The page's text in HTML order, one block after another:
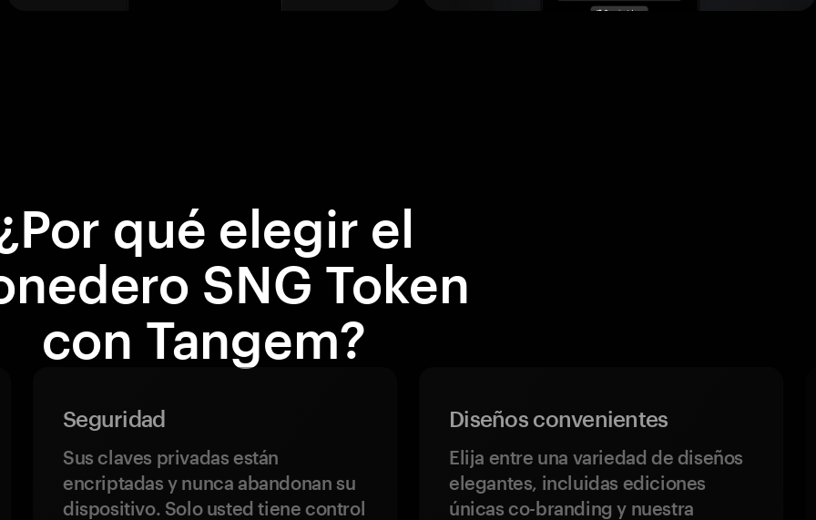
qué elegir el
SNG Token
con Tangem?
Seguridad
Sus claves privadas están
encriptadas y nunca abandonan su
dispositivo. Solo usted tiene control
Diseños convenientes
Elija entre una variedad de diseños
elegantes, incluidas ediciones
únicas co-branding y nuestra